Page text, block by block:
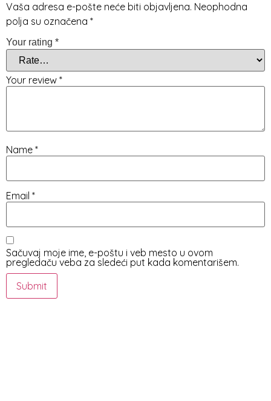
Vaša adresa e-pošte neće biti objavljena. Neophodna
polja su označena *
Your rating *
Your review *
Name *
Email *
Sačuvaj moje ime, e-poštu i veb mesto u ovom
pregledaču veba za sledeći put kada komentarišem.